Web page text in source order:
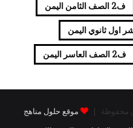
ف2 الصف الثامن اليمن
ف2 الصف العاسر اليمن
موقع حلول مناهج